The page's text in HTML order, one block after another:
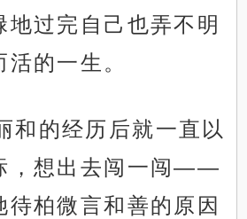
地过完自己也弄不明
的一生。
和的经历后就一直以
，想出去闯一闯——
待柏微言和善的原因